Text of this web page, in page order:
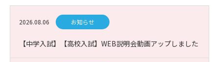
2026.08.06 お知らせ
【中学入試】【高校入試】WEB説明会動画アップしました